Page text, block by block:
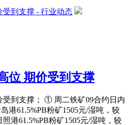
到支撑 - 行业动态
位 期价受到支撑
受到支撑； ① 周二铁矿09合约日内
港61.5%PB粉矿1505元/湿吨，较
港61.5%PB粉矿1505元/湿吨，较